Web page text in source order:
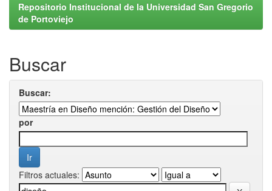
Repositorio Institucional de la Universidad San Gregorio
de Portoviejo
Buscar
Buscar:
por
Filtros actuales: